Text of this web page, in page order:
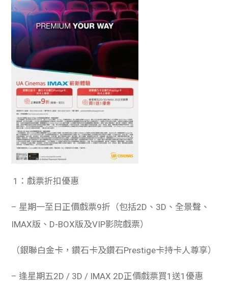
1：戲票折扣優惠
– 星期一至日正價戲票9折（包括2D、3D、全景聲、
IMAX版、D-BOX版及VIP影院戲票）
（銀聯白金卡，鑽石卡及鑽石Prestige卡持卡人尊享）
– 逢星期五2D / 3D / IMAX 2D正價戲票買1送1優惠